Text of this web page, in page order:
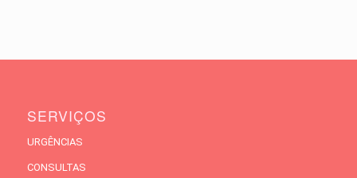
SERVIÇOS
URGÊNCIAS
CONSULTAS